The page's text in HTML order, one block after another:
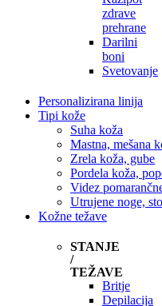
zdrave
prehrane
Darilni
boni
Svetovanje
Personalizirana linija
Tipi kože
Suha koža
Mastna, mešana
Zrela koža, gube
Pordela koža,
Videz
Utrujene noge,
Kožne težave
STANJE
/
TEŽAVE
Britje
Depilacija